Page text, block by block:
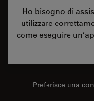
Ho bisogno di
utilizzare
come eseguire
Preferisce una